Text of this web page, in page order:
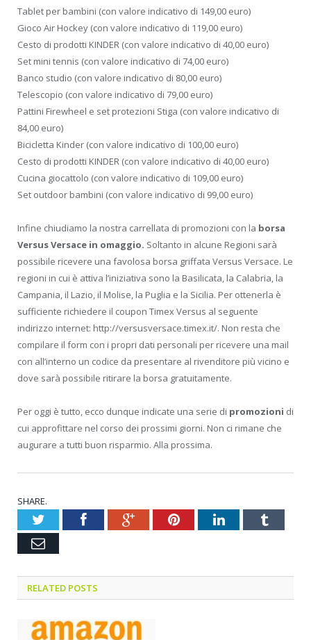
Tablet per bambini (con valore indicativo di 149,00 euro)
Gioco Air Hockey (con valore indicativo di 119,00 euro)
Cesto di prodotti KINDER (con valore indicativo di 40,00 euro)
Set mini tennis (con valore indicativo di 74,00 euro)
Banco studio (con valore indicativo di 80,00 euro)
Telescopio (con valore indicativo di 79,00 euro)
Pattini Firewheel e set protezioni Stiga (con valore indicativo di
84,00 euro)
Bicicletta Kinder (con valore indicativo di 100,00 euro)
Cesto di prodotti KINDER (con valore indicativo di 40,00 euro)
Cucina giocattolo (con valore indicativo di 109,00 euro)
Set outdoor bambini (con valore indicativo di 99,00 euro)
Infine chiudiamo la nostra carrellata di promozioni con la borsa
Versus Versace in omaggio. Soltanto in alcune Regioni sarà
possibile ricevere una favolosa borsa griffata Versus Versace. Le
regioni in cui è attiva l’iniziativa sono la Basilicata, la Calabria, la
Campania, il Lazio, il Molise, la Puglia e la Sicilia. Per ottenerla è
sufficiente richiedere il coupon Timex Versus al seguente
indirizzo internet: http://versusversace.timex.it/. Non resta che
compilare il form con i propri dati personali per ricevere una mail
con all’interno un codice da presentare al rivenditore più vicino e
dove sarà possibile ritirare la borsa gratuitamente.
Per oggi è tutto, ecco dunque indicate una serie di promozioni di
cui approfittare nel corso dei prossimi giorni. Non ci rimane che
augurare a tutti buon risparmio. Alla prossima.
SHARE.
TwitterFacebookGoogle+PinterestLinkedInTumblr
Email
RELATED POSTS